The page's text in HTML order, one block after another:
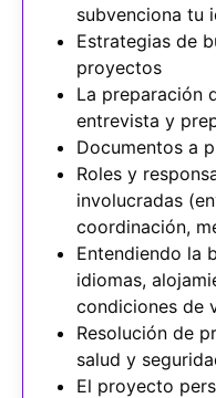
subvenciona tu
Estrategias de
proyectos
La preparación
entrevista y
Documentos a
Roles y
involucradas
coordinación,
Entendiendo la
idiomas,
condiciones de
Resolución de
salud y
El proyecto